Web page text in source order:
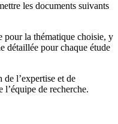
les documents suivants
la thématique choisie, y
détaillée pour chaque étude
l’expertise et de
l’équipe de recherche.